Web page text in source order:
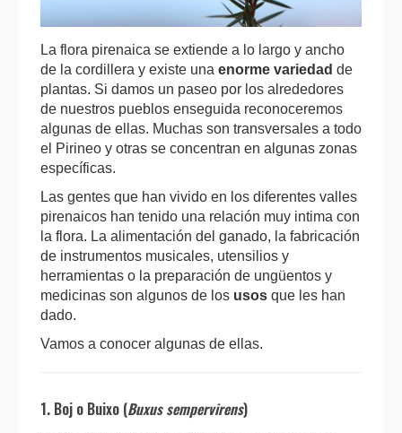
La flora pirenaica se extiende a lo largo y ancho
de la cordillera y existe una enorme variedad de
plantas. Si damos un paseo por los alrededores
de nuestros pueblos enseguida reconoceremos
algunas de ellas. Muchas son transversales a todo
el Pirineo y otras se concentran en algunas zonas
específicas.
Las gentes que han vivido en los diferentes valles
pirenaicos han tenido una relación muy intima con
la flora. La alimentación del ganado, la fabricación
de instrumentos musicales, utensilios y
herramientas o la preparación de ungüentos y
medicinas son algunos de los usos que les han
dado.
Vamos a conocer algunas de ellas.
1. Boj o Buixo (Buxus sempervirens)